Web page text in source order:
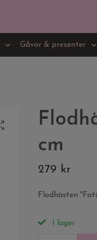
Gåvor & presenter
cm
279 kr
Flodhästen
I lager